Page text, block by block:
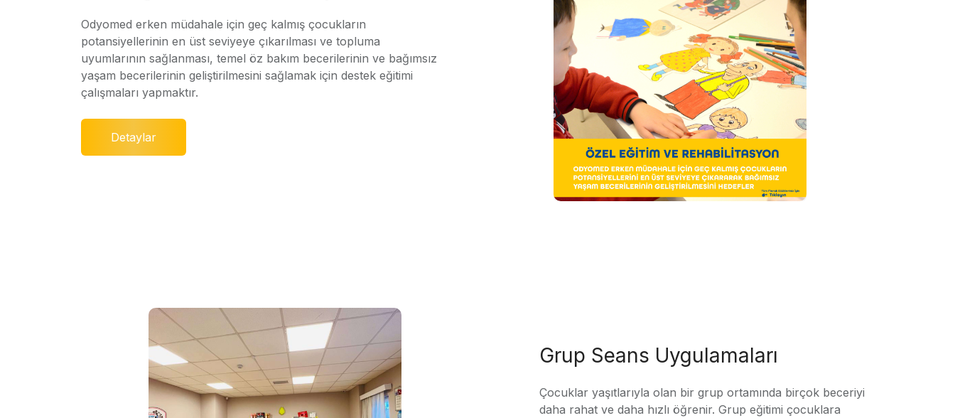
Odyomed erken müdahale için geç kalmış çocukların
potansiyellerinin en üst seviyeye çıkarılması ve topluma
uyumlarının sağlanması, temel öz bakım becerilerinin ve bağımsız
yaşam becerilerinin geliştirilmesini sağlamak için destek eğitimi
çalışmaları yapmaktır.
Detaylar
Grup Seans Uygulamaları
Çocuklar yaşıtlarıyla olan bir grup ortamında birçok beceriyi
daha rahat ve daha hızlı öğrenir. Grup eğitimi çocuklara